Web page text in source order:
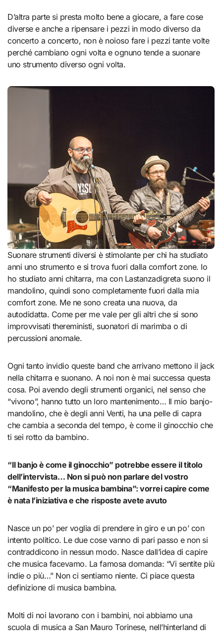
D’altra parte si presta molto bene a giocare, a fare cose
diverse e anche a ripensare i pezzi in modo diverso da
concerto a concerto, non è noioso fare i pezzi tante volte
perché cambiano ogni volta e ognuno tende a suonare
uno strumento diverso ogni volta.
Suonare strumenti diversi è stimolante per chi ha studiato
anni uno strumento e si trova fuori dalla comfort zone. Io
ho studiato anni chitarra, ma con Lastanzadigreta suono il
mandolino, quindi sono completamente fuori dalla mia
comfort zone. Me ne sono creata una nuova, da
autodidatta. Come per me vale per gli altri che si sono
improvvisati thereministi, suonatori di marimba o di
percussioni anomale.
Ogni tanto invidio queste band che arrivano mettono il jack
nella chitarra e suonano. A noi non è mai successa questa
cosa. Poi avendo degli strumenti organici, nel senso che
“vivono”, hanno tutto un loro mantenimento… Il mio banjo-
mandolino, che è degli anni Venti, ha una pelle di capra
che cambia a seconda del tempo, è come il ginocchio che
ti sei rotto da bambino.
“Il banjo è come il ginocchio” potrebbe essere il titolo
dell’intervista… Non si può non parlare del vostro
“Manifesto per la musica bambina”: vorrei capire come
è nata l’iniziativa e che risposte avete avuto
Nasce un po’ per voglia di prendere in giro e un po’ con
intento politico. Le due cose vanno di pari passo e non si
contraddicono in nessun modo. Nasce dall’idea di capire
che musica facevamo. La famosa domanda: “Vi sentite più
indie o più…” Non ci sentiamo niente. Ci piace questa
definizione di musica bambina.
Molti di noi lavorano con i bambini, noi abbiamo una
scuola di musica a San Mauro Torinese, nell’hinterland di